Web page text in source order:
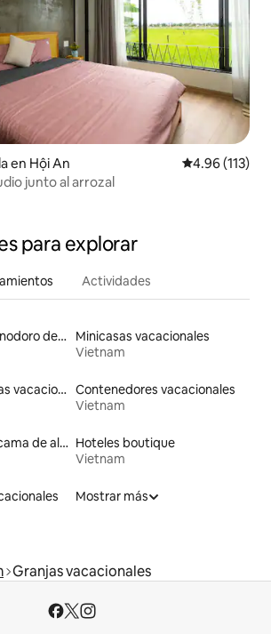
en Hội An Calificación
4.96 (113)
junto al arrozal
para explorar
Actividades
Alojamientos con inodoro de altura accesible
Minicasas vacacionales
Vietnam
Cabañas ecológicas vacacionales Contenedores vacacionales
Vietnam
Alojamientos con cama de altura accesible Hoteles boutique
Vietnam
Mostrar más
Granjas vacacionales